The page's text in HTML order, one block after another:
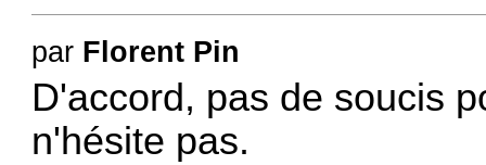
par Florent Pin
D'accord, pas de soucis
n'hésite pas.